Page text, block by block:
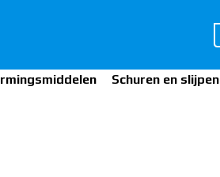
Schuren en slijpen